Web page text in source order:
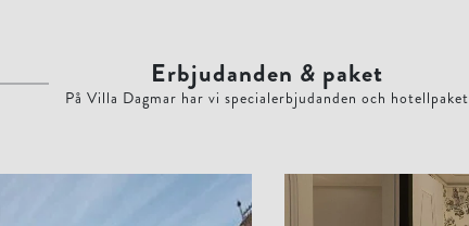
Erbjudanden & paket
På Villa Dagmar har vi specialerbjudanden och hotellpaket